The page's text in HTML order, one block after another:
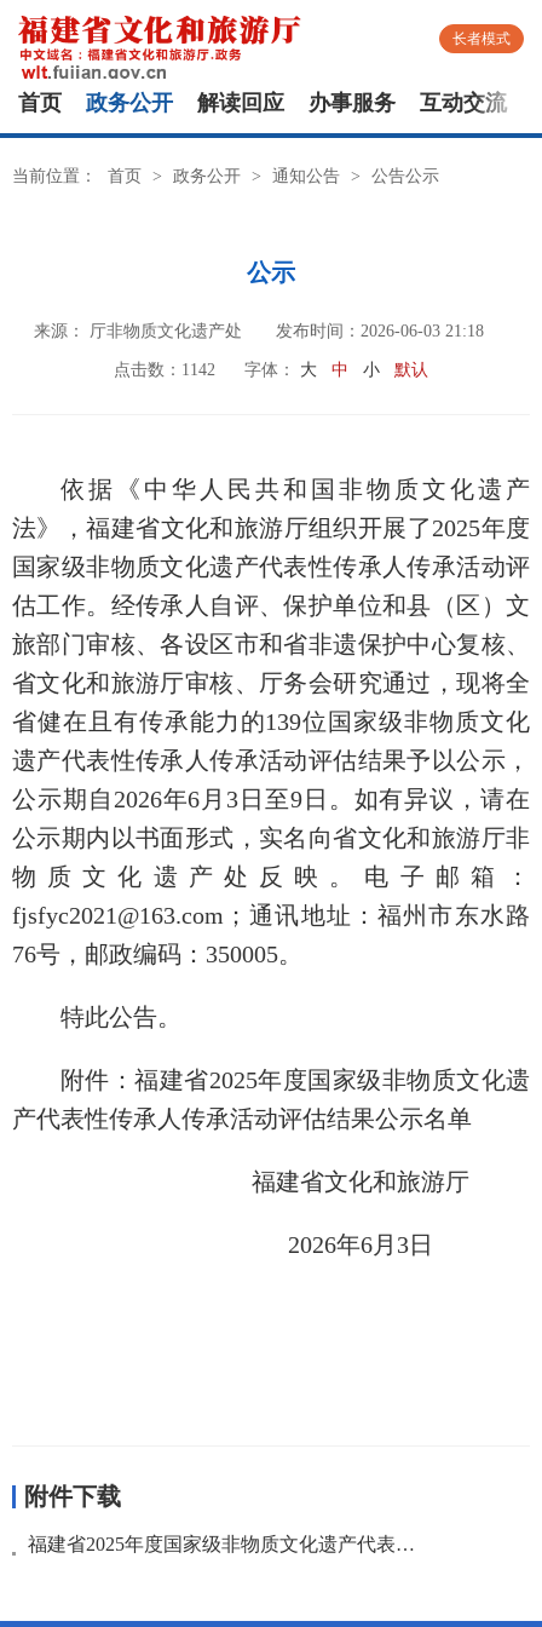
长者模式
首页 政务公开 解读回应 办事服务 互动交流
当前位置： 首页 > 政务公开 > 通知公告 > 公告公示
公示
来源： 厅非物质文化遗产处 发布时间：2026-06-03 21:18
点击数： 1142 字体： 大 中 小 默认
依据《中华人民共和国非物质文化遗产
法》，福建省文化和旅游厅组织开展了2025年度
国家级非物质文化遗产代表性传承人传承活动评
估工作。经传承人自评、保护单位和县（区） 文
旅部门审核、各设区市和省非遗保护中心复核、
省文化和旅游厅审核、厅务会研究通过，现将全
省健在且有传承能力的139位国家级非物质文化
遗产代表性传承人传承活动评估结果予以公示，
公示期自2026年6月3日至9日。如有异议，请在
公示期内以书面形式，实名向省文化和旅游厅非
物质文化遗产处反映。电子邮箱：
fjsfyc2021@163.com ；通讯地址：福州市东水路
76号，邮政编码：350005。
特此公告。
附件：福建省2025年度国家级非物质文化遗
产代表性传承人传承活动评估结果公示名单
福建省文化和旅游厅
2026年6月3日
附件下载
福建省2025年度国家级非物质文化遗产代表性传承人传承活动评估结果公示名单